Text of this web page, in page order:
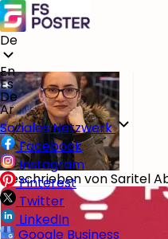
De
En
Es
De
Ar
Soziales Netzwerk
Facebook
Instagram
Pinterest
Twitter
LinkedIn
Google Business
Blog
Soziale Netzwerke
So veröffentlichen Sie
Nov 06, 2025
Geschrieben vonSaritel